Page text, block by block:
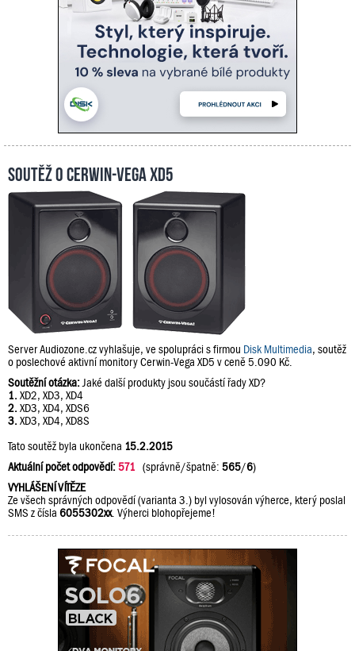
Soutěž o Cerwin-Vega XD5
Server Audiozone.cz vyhlašuje, ve spolupráci s firmou Disk Multimedia, soutěž
o poslechové aktivní monitory Cerwin-Vega XD5 v ceně 5.090 Kč.
Soutěžní otázka: Jaké další produkty jsou součástí řady XD?
1. XD2, XD3, XD4
2. XD3, XD4, XDS6
3. XD3, XD4, XD8S
Tato soutěž byla ukončena 15.2.2015
Aktuální počet odpovědí:571 (správně/špatně: 565/6)
VYHLÁŠENÍ VÍTĚZE
Ze všech správných odpovědí (varianta 3.) byl vylosován výherce, který poslal
SMS z čísla 6055302xx. Výherci blohopřejeme!